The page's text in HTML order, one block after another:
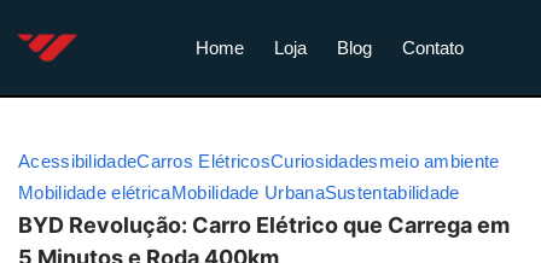
Home Loja Blog Contato
AcessibilidadeCarros ElétricosCuriosidadesmeio ambiente
Mobilidade elétricaMobilidade UrbanaSustentabilidade
BYD Revolução: Carro Elétrico que Carrega em
5 Minutos e Roda 400km